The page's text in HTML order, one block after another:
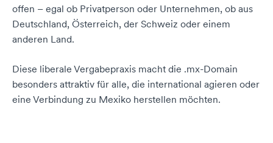
offen – egal ob Privatperson oder Unternehmen, ob aus
Deutschland, Österreich, der Schweiz oder einem
anderen Land.
Diese liberale Vergabepraxis macht die .mx-Domain
besonders attraktiv für alle, die international agieren oder
eine Verbindung zu Mexiko herstellen möchten.